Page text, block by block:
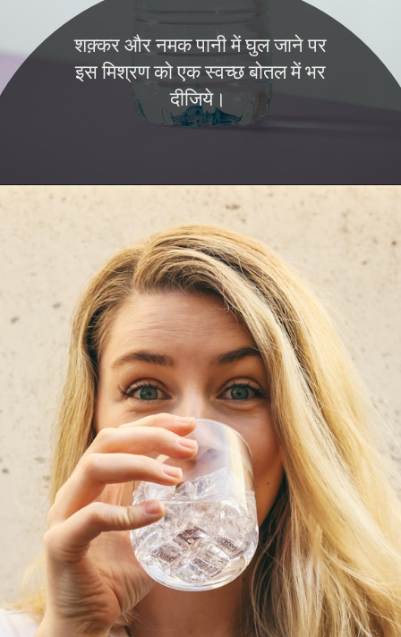
शक़्कर और नमक पानी में घुल जाने पर
इस मिश्रण को एक स्वच्छ बोतल में भर
दीजिये।